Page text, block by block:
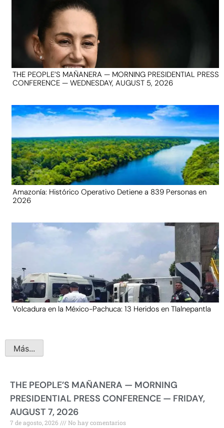
THE PEOPLE’S MAÑANERA — MORNING PRESIDENTIAL PRESS
CONFERENCE — WEDNESDAY, AUGUST 5, 2026
Amazonía: Histórico Operativo Detiene a 839 Personas en
2026
Volcadura en la México-Pachuca: 13 Heridos en Tlalnepantla
Más...
THE PEOPLE’S MAÑANERA — MORNING
PRESIDENTIAL PRESS CONFERENCE — FRIDAY,
AUGUST 7, 2026
7 de agosto, 2026 No hay comentarios